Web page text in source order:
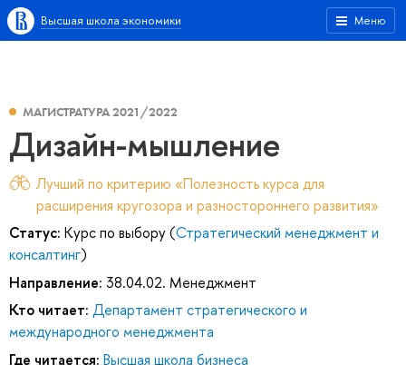
Меню
Высшая школа экономики
МАГИСТРАТУРА 2021/2022
Дизайн-мышление
Лучший по критерию «Полезность курса для
расширения кругозора и разностороннего развития»
Статус: Курс по выбору (Стратегический менеджмент и
консалтинг)
Направление: 38.04.02. Менеджмент
Кто читает: Департамент стратегического и
международного менеджмента
Где читается: Высшая школа бизнеса